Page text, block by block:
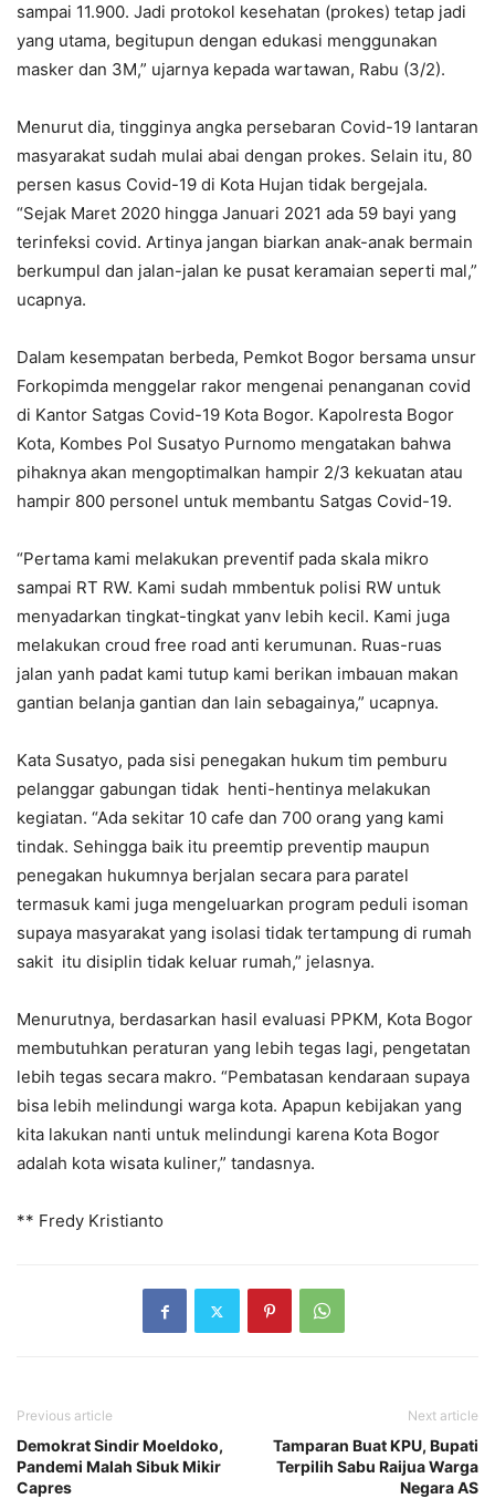
sampai 11.900. Jadi protokol kesehatan (prokes) tetap jadi
yang utama, begitupun dengan edukasi menggunakan
masker dan 3M,” ujarnya kepada wartawan, Rabu (3/2).
Menurut dia, tingginya angka persebaran Covid-19 lantaran
masyarakat sudah mulai abai dengan prokes. Selain itu, 80
persen kasus Covid-19 di Kota Hujan tidak bergejala.
“Sejak Maret 2020 hingga Januari 2021 ada 59 bayi yang
terinfeksi covid. Artinya jangan biarkan anak-anak bermain
berkumpul dan jalan-jalan ke pusat keramaian seperti mal,”
ucapnya.
Dalam kesempatan berbeda, Pemkot Bogor bersama unsur
Forkopimda menggelar rakor mengenai penanganan covid
di Kantor Satgas Covid-19 Kota Bogor. Kapolresta Bogor
Kota, Kombes Pol Susatyo Purnomo mengatakan bahwa
pihaknya akan mengoptimalkan hampir 2/3 kekuatan atau
hampir 800 personel untuk membantu Satgas Covid-19.
“Pertama kami melakukan preventif pada skala mikro
sampai RT RW. Kami sudah mmbentuk polisi RW untuk
menyadarkan tingkat-tingkat yanv lebih kecil. Kami juga
melakukan croud free road anti kerumunan. Ruas-ruas
jalan yanh padat kami tutup kami berikan imbauan makan
gantian belanja gantian dan lain sebagainya,” ucapnya.
Kata Susatyo, pada sisi penegakan hukum tim pemburu
pelanggar gabungan tidak henti-hentinya melakukan
kegiatan. “Ada sekitar 10 cafe dan 700 orang yang kami
tindak. Sehingga baik itu preemtip preventip maupun
penegakan hukumnya berjalan secara para paratel
termasuk kami juga mengeluarkan program peduli isoman
supaya masyarakat yang isolasi tidak tertampung di rumah
sakit itu disiplin tidak keluar rumah,” jelasnya.
Menurutnya, berdasarkan hasil evaluasi PPKM, Kota Bogor
membutuhkan peraturan yang lebih tegas lagi, pengetatan
lebih tegas secara makro. “Pembatasan kendaraan supaya
bisa lebih melindungi warga kota. Apapun kebijakan yang
kita lakukan nanti untuk melindungi karena Kota Bogor
adalah kota wisata kuliner,” tandasnya.
** Fredy Kristianto
Previous article
Demokrat Sindir Moeldoko,
Pandemi Malah Sibuk Mikir
Capres
Next article
Tamparan Buat KPU, Bupati
Terpilih Sabu Raijua Warga
Negara AS